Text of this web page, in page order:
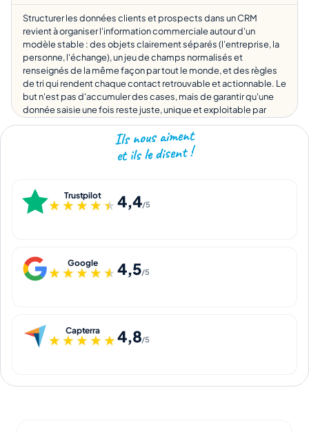
Structurer les données clients et prospects dans un CRM
revient à organiser l'information commerciale autour d'un
modèle stable : des objets clairement séparés (l'entreprise, la
personne, l'échange), un jeu de champs normalisés et
renseignés de la même façon par tout le monde, et des règles
de tri qui rendent chaque contact retrouvable et actionnable. Le
but n'est pas d'accumuler des cases, mais de garantir qu'une
donnée saisie une fois reste juste, unique et exploitable par
toute l'équipe, du premier appel jusqu'à la signature.
Ils nous aiment
et ils le disent !
Trustpilot
★★★★★
★★★★★ 4,4/5
Google
★★★★★
★★★★★ 4,5/5
Capterra
★★★★★
★★★★★4,8/5